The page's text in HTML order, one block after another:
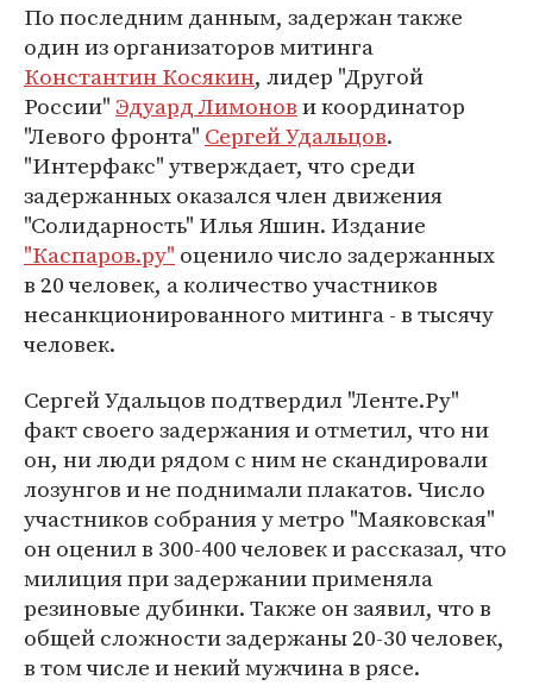
По последним данным, задержан также
один из организаторов митинга
Константин Косякин, лидер "Другой
России" Эдуард Лимонови координатор
"Левого фронта" Сергей Удальцов.
"Интерфакс" утверждает, что среди
задержанных оказался член движения
"Солидарность" Илья Яшин. Издание
"Каспаров.ру" оценило число задержанных
в 20 человек, а количество участников
несанкционированного митинга - в тысячу
человек.
Сергей Удальцов подтвердил "Ленте.Ру"
факт своего задержания и отметил, что ни
он, ни люди рядом с ним не скандировали
лозунгов и не поднимали плакатов. Число
участников собрания у метро "Маяковская"
он оценил в 300-400 человек и рассказал, что
милиция при задержании применяла
резиновые дубинки. Также он заявил, что в
общей сложности задержаны 20-30 человек,
в том числе и некий мужчина в рясе.